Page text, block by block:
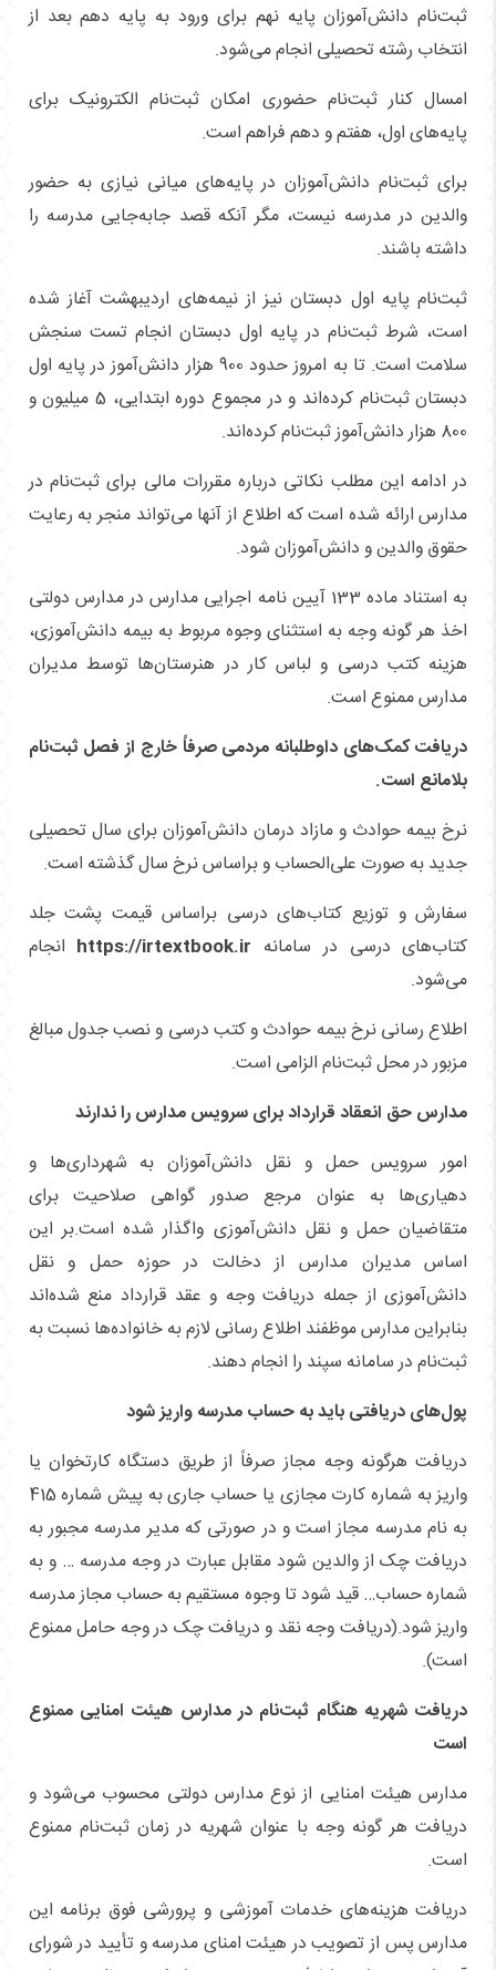
ثبت‌نام دانش‌آموزان پایه نهم برای ورود به پایه دهم بعد از
انتخاب رشته تحصیلی انجام می‌شود.
امسال کنار ثبت‌نام حضوری امکان ثبت‌نام الکترونیک برای
پایه‌های اول، هفتم و دهم فراهم است.
برای ثبت‌نام دانش‌آموزان در پایه‌های میانی نیازی به حضور
والدین در مدرسه نیست، مگر آنکه قصد جابه‌جایی مدرسه را
داشته باشند.
ثبت‌نام پایه اول دبستان نیز از نیمه‌های اردیبهشت آغاز شده
است، شرط ثبت‌نام در پایه اول دبستان انجام تست سنجش
سلامت است. تا به امروز حدود 900 هزار دانش‌آموز در پایه اول
دبستان ثبت‌نام کرده‌اند و در مجموع دوره ابتدایی، 5 میلیون و
800 هزار دانش‌آموز ثبت‌نام کرده‌اند.
در ادامه این مطلب نکاتی درباره مقررات مالی برای ثبت‌نام در
مدارس ارائه شده است که اطلاع از آنها می‌تواند منجر به رعایت
حقوق والدین و دانش‌آموزان شود.
به استناد ماده 133 آیین نامه اجرایی مدارس در مدارس دولتی
اخذ هر گونه وجه به استثنای وجوه مربوط به بیمه دانش‌آموزی،
هزینه کتب درسی و لباس کار در هنرستان‌ها توسط مدیران
مدارس ممنوع است.
دریافت کمک‌های داوطلبانه مردمی صرفاً خارج از فصل ثبت‌نام
بلامانع است.
نرخ بیمه حوادث و مازاد درمان دانش‌آموزان برای سال تحصیلی
جدید به صورت علی‌الحساب و براساس نرخ سال گذشته است.
سفارش و توزیع کتاب‌های درسی براساس قیمت پشت جلد
کتاب‌های درسی در سامانه
انجام
می‌شود.
اطلاع رسانی نرخ بیمه حوادث و کتب درسی و نصب جدول مبالغ
مزبور در محل ثبت‌نام الزامی است.
مدارس حق انعقاد قرارداد برای سرویس مدارس را ندارند
امور سرویس حمل و نقل دانش‌آموزان به شهرداری‌ها و
دهیاری‌ها به عنوان مرجع صدور گواهی صلاحیت برای
متقاضیان حمل و نقل دانش‌آموزی واگذار شده است.بر این
اساس مدیران مدارس از دخالت در حوزه حمل و نقل
دانش‌آموزی از جمله دریافت وجه و عقد قرارداد منع شده‌اند
بنابراین مدارس موظفند اطلاع رسانی لازم به خانواده‌ها نسبت به
ثبت‌نام در سامانه سپند را انجام دهند.
پول‌های دریافتی باید به حساب مدرسه واریز شود
دریافت هرگونه وجه مجاز صرفاً از طریق دستگاه کارتخوان یا
واریز به شماره کارت مجازی یا حساب جاری به پیش شماره 415
به نام مدرسه مجاز است و در صورتی که مدیر مدرسه مجبور به
دریافت چک از والدین شود مقابل عبارت در وجه مدرسه … و به
شماره حساب… قید شود تا وجوه مستقیم به حساب مجاز مدرسه
واریز شود.(دریافت وجه نقد و دریافت چک در وجه حامل ممنوع
است).
دریافت شهریه هنگام ثبت‌نام در مدارس هیئت امنایی ممنوع
است
مدارس هیئت امنایی از نوع مدارس دولتی محسوب می‌شود و
دریافت هر گونه وجه با عنوان شهریه در زمان ثبت‌نام ممنوع
است.
دریافت هزینه‌های خدمات آموزشی و پرورشی فوق برنامه این
مدارس پس از تصویب در هیئت امنای مدرسه و تأیید در شورای